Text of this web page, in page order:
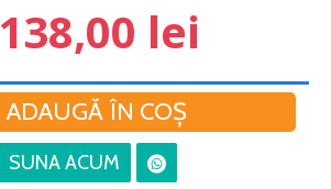
138,00 lei
ADAUGĂ ÎN COŞ
SUNA ACUM